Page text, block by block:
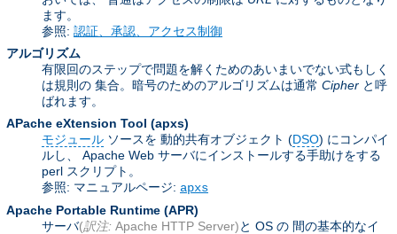
ます。
参照: 認証、承認、アクセス制御
アルゴリズム
有限回のステップで問題を解くためのあいまいでない式もしく
は規則の 集合。暗号のためのアルゴリズムは通常 Cipher と呼
ばれます。
APache eXtension Tool (apxs)
モジュール ソースを 動的共有オブジェクト (DSO) にコンパイ
ルし、 Apache Web サーバにインストールする手助けをする
perl スクリプト。
参照: マニュアルページ: apxs
Apache Portable Runtime (APR)
サーバ(訳注: Apache HTTP Server)と OS の 間の基本的なイ